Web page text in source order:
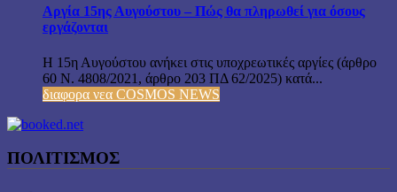
Αργία 15ης Αυγούστου – Πώς θα πληρωθεί για όσους
εργάζονται
Η 15η Αυγούστου ανήκει στις υποχρεωτικές αργίες (άρθρο
60 Ν. 4808/2021, άρθρο 203 ΠΔ 62/2025) κατά...
διαφορα νεα COSMOS NEWS
ΠΟΛΙΤΙΣΜΟΣ